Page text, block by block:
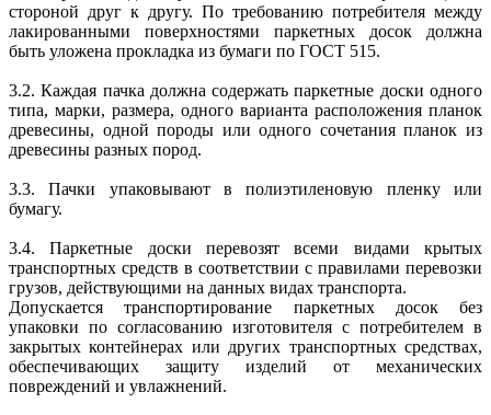
стороной друг к другу. По требованию потребителя между
лакированными поверхностями паркетных досок должна
быть уложена прокладка из бумаги по ГОСТ 515.
3.2. Каждая пачка должна содержать паркетные доски одного
типа, марки, размера, одного варианта расположения планок
древесины, одной породы или одного сочетания планок из
древесины разных пород.
3.3. Пачки упаковывают в полиэтиленовую пленку или
бумагу.
3.4. Паркетные доски перевозят всеми видами крытых
транспортных средств в соответствии с правилами перевозки
грузов, действующими на данных видах транспорта.
Допускается транспортирование паркетных досок без
упаковки по согласованию изготовителя с потребителем в
закрытых контейнерах или других транспортных средствах,
обеспечивающих защиту изделий от механических
повреждений и увлажнений.